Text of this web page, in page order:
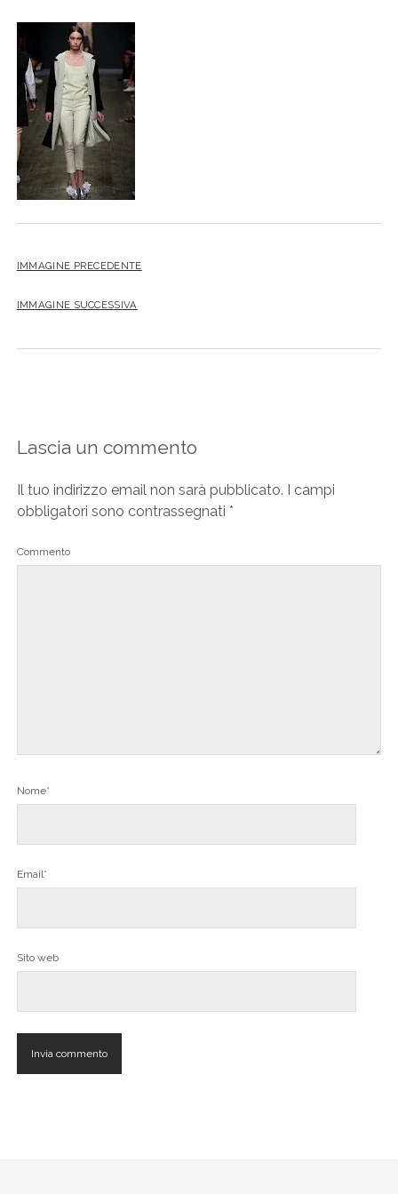
IMMAGINE PRECEDENTE
IMMAGINE SUCCESSIVA
Lascia un commento
Il tuo indirizzo email non sarà pubblicato. I campi
obbligatori sono contrassegnati *
Commento
Nome*
Email*
Sito web